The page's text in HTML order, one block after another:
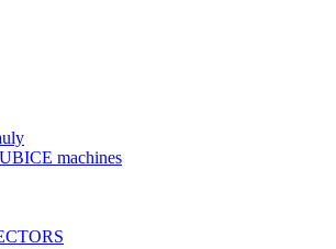
machines